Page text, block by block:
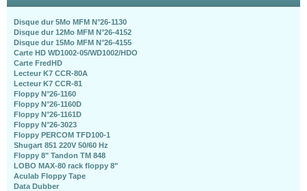
Disque dur 5Mo MFM N°26-1130
Disque dur 12Mo MFM N°26-4152
Disque dur 15Mo MFM N°26-4155
Carte HD WD1002-05/WD1002/HDO
Carte FredHD
Lecteur K7 CCR-80A
Lecteur K7 CCR-81
Floppy N°26-1160
Floppy N°26-1160D
Floppy N°26-1161D
Floppy N°26-3023
Floppy PERCOM TFD100-1
Shugart 851 220V 50/60 Hz
Floppy 8" Tandon TM 848
LOBO MAX-80 rack floppy 8"
Aculab Floppy Tape
Data Dubber